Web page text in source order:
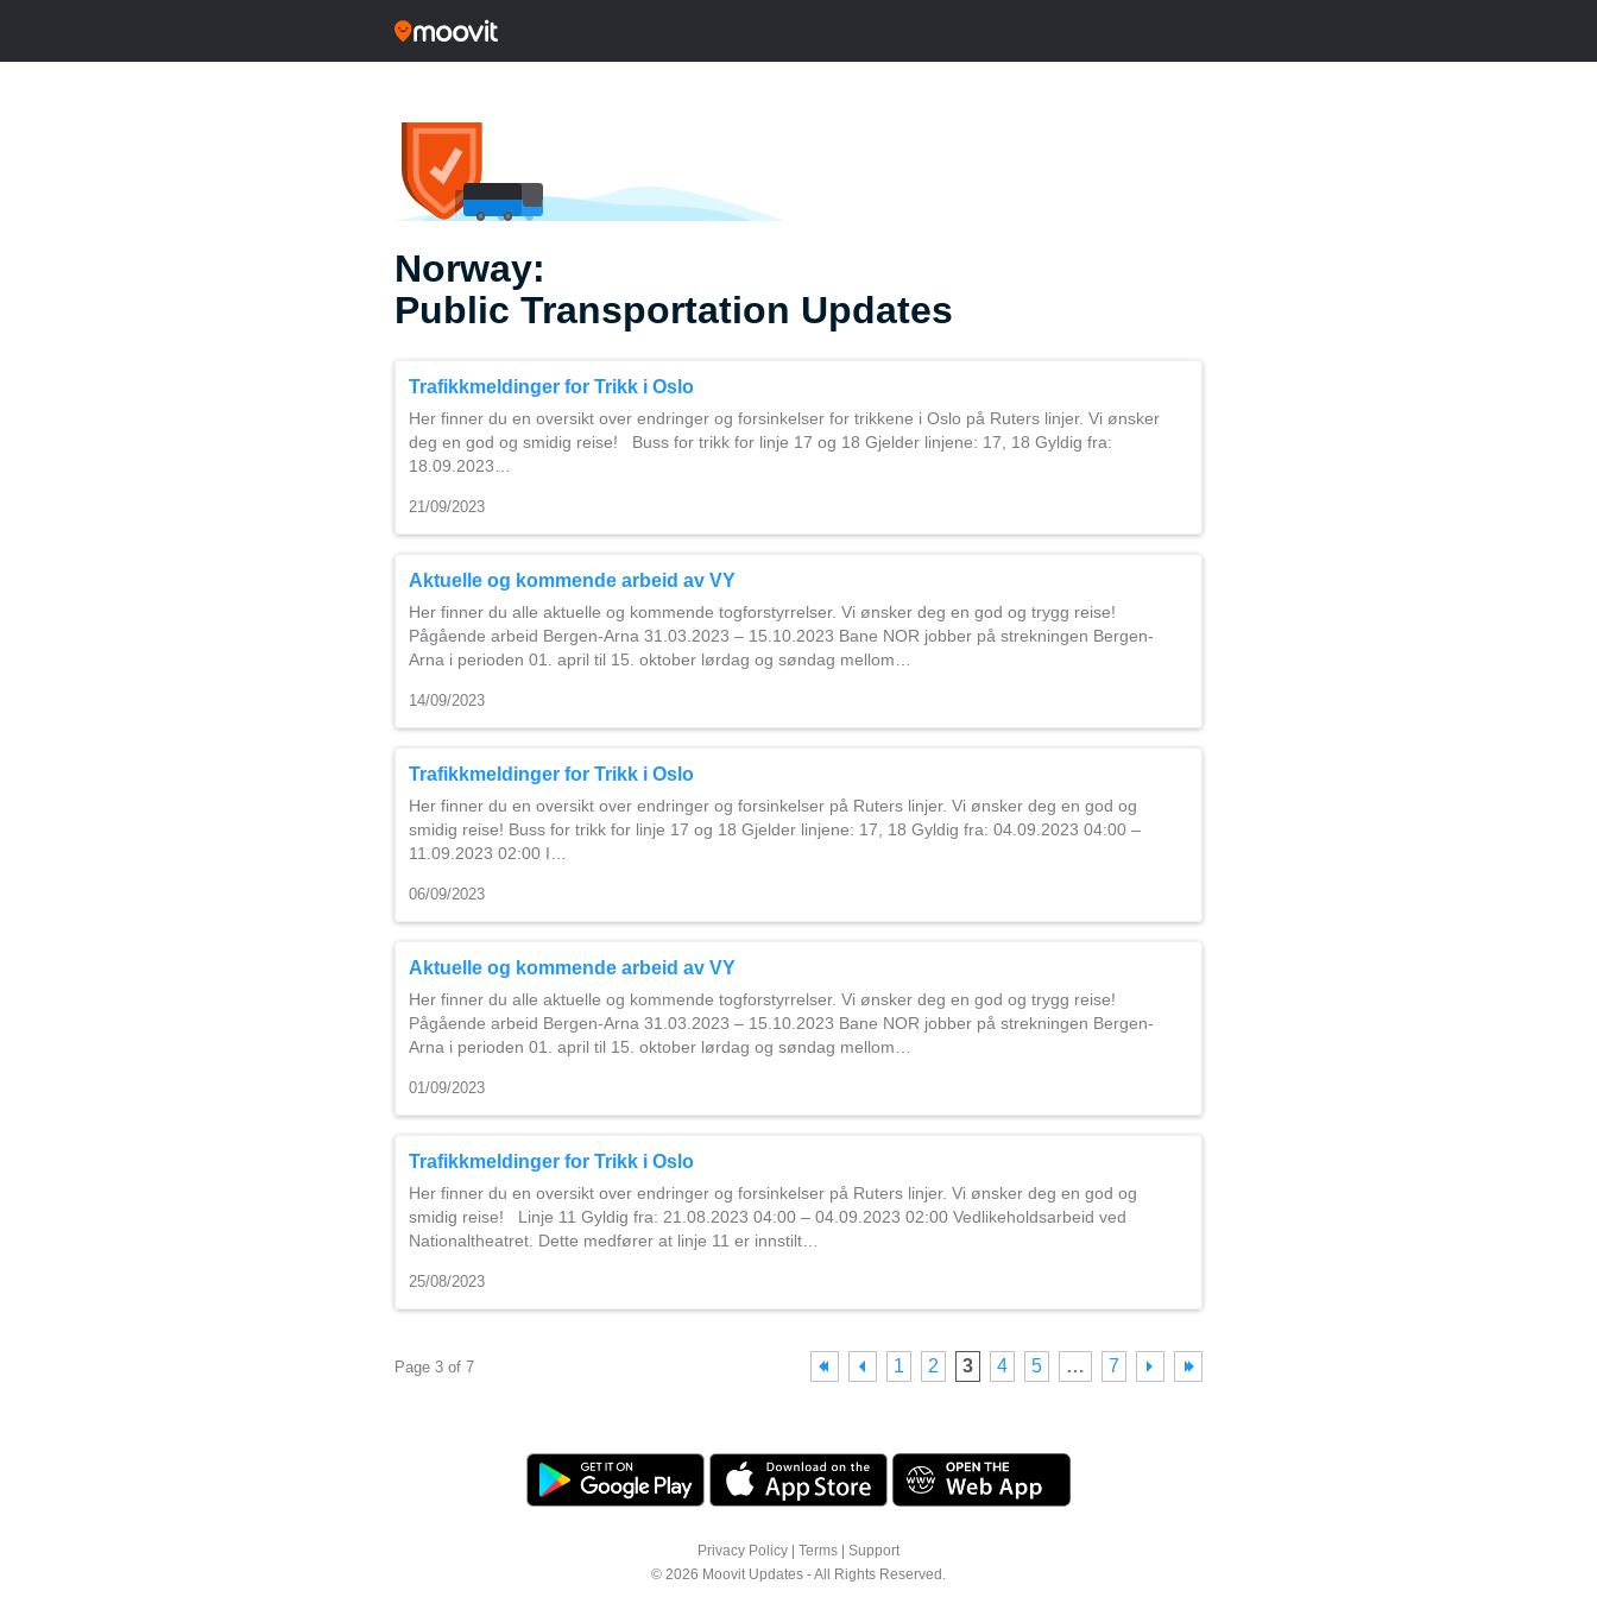
Norway:
Public Transportation Updates
Trafikkmeldinger for Trikk i Oslo
Her finner du en oversikt over endringer og forsinkelser for trikkene i Oslo på Ruters linjer. Vi ønsker
deg en god og smidig reise! Buss for trikk for linje 17 og 18 Gjelder linjene: 17, 18 Gyldig fra:
18.09.2023…
21/09/2023
Aktuelle og kommende arbeid av VY
Her finner du alle aktuelle og kommende togforstyrrelser. Vi ønsker deg en god og trygg reise!
Pågående arbeid Bergen-Arna 31.03.2023 – 15.10.2023 Bane NOR jobber på strekningen Bergen-
Arna i perioden 01. april til 15. oktober lørdag og søndag mellom…
14/09/2023
Trafikkmeldinger for Trikk i Oslo
Her finner du en oversikt over endringer og forsinkelser på Ruters linjer. Vi ønsker deg en god og
smidig reise! Buss for trikk for linje 17 og 18 Gjelder linjene: 17, 18 Gyldig fra: 04.09.2023 04:00 –
11.09.2023 02:00 I…
06/09/2023
Aktuelle og kommende arbeid av VY
Her finner du alle aktuelle og kommende togforstyrrelser. Vi ønsker deg en god og trygg reise!
Pågående arbeid Bergen-Arna 31.03.2023 – 15.10.2023 Bane NOR jobber på strekningen Bergen-
Arna i perioden 01. april til 15. oktober lørdag og søndag mellom…
01/09/2023
Trafikkmeldinger for Trikk i Oslo
Her finner du en oversikt over endringer og forsinkelser på Ruters linjer. Vi ønsker deg en god og
smidig reise! Linje 11 Gyldig fra: 21.08.2023 04:00 – 04.09.2023 02:00 Vedlikeholdsarbeid ved
Nationaltheatret. Dette medfører at linje 11 er innstilt…
25/08/2023
Page 3 of 7 1 2 3 4 5 … 7
Privacy Policy Terms
Support
© 2026 Moovit Updates - All Rights Reserved.